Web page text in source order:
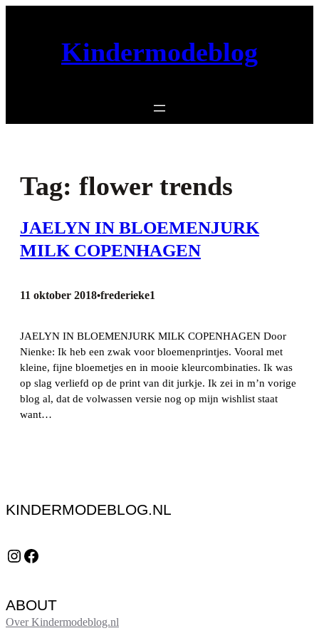
Kindermodeblog
Tag: flower trends
JAELYN IN BLOEMENJURK
MILK COPENHAGEN
11 oktober 2018•frederieke1
JAELYN IN BLOEMENJURK MILK COPENHAGEN Door
Nienke: Ik heb een zwak voor bloemenprintjes. Vooral met
kleine, fijne bloemetjes en in mooie kleurcombinaties. Ik was
op slag verliefd op de print van dit jurkje. Ik zei in m’n vorige
blog al, dat de volwassen versie nog op mijn wishlist staat
want…
KINDERMODEBLOG.NL
Instagram Facebook
ABOUT
Over Kindermodeblog.nl